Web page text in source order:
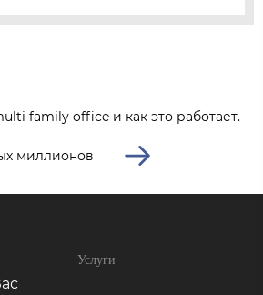
family office и как это работает.
миллионов
Услуги